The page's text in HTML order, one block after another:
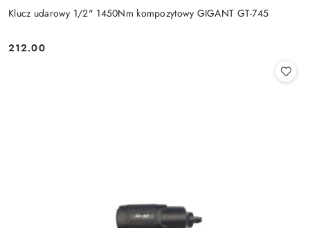
Klucz udarowy 1/2" 1450Nm kompozytowy GIGANT GT-745
Cena:
212.00